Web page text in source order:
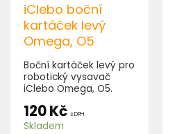
iClebo boční
kartáček levý
Omega, O5
Boční kartáček levý pro
robotický vysavač
iClebo Omega, O5.
120Kč s DPH
Skladem